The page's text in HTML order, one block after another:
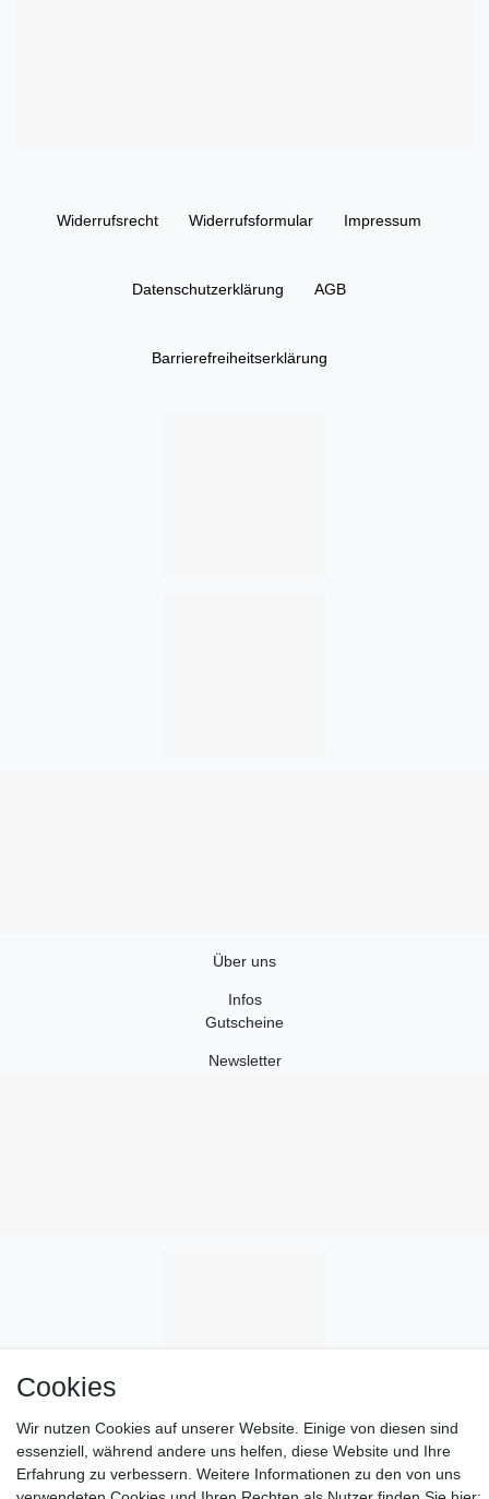
Widerrufs­recht Widerrufs­formular Impressum
Daten­schutz­erklärung AGB
Barrierefreiheitserklärung
Über uns
Infos
Gutscheine
Newsletter
Cookies
Wir nutzen Cookies auf unserer Website. Einige von diesen sind
essenziell, während andere uns helfen, diese Website und Ihre
Erfahrung zu verbessern. Weitere Informationen zu den von uns